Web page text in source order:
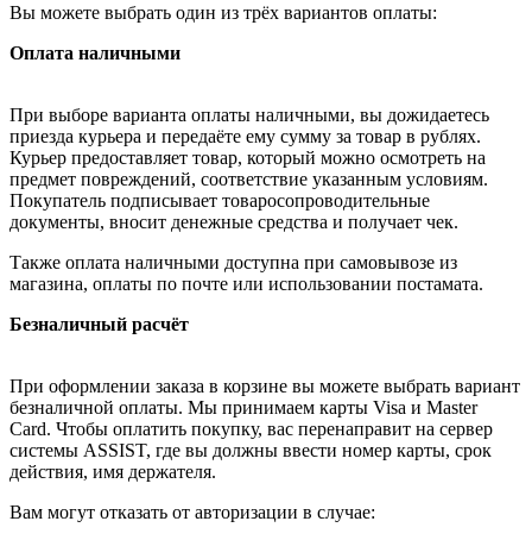
Вы можете выбрать один из трёх вариантов оплаты:
Оплата наличными
При выборе варианта оплаты наличными, вы дожидаетесь
приезда курьера и передаёте ему сумму за товар в рублях.
Курьер предоставляет товар, который можно осмотреть на
предмет повреждений, соответствие указанным условиям.
Покупатель подписывает товаросопроводительные
документы, вносит денежные средства и получает чек.
Также оплата наличными доступна при самовывозе из
магазина, оплаты по почте или использовании постамата.
Безналичный расчёт
При оформлении заказа в корзине вы можете выбрать вариант
безналичной оплаты. Мы принимаем карты Visa и Master
Card. Чтобы оплатить покупку, вас перенаправит на сервер
системы ASSIST, где вы должны ввести номер карты, срок
действия, имя держателя.
Вам могут отказать от авторизации в случае: